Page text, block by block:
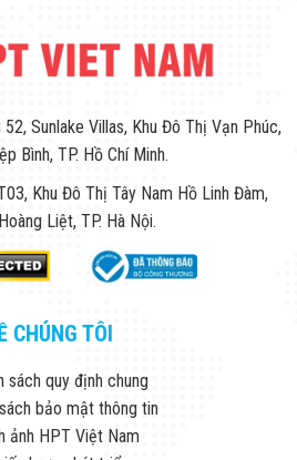
Sunlake Villas, Khu Đô Thị Vạn Phúc,
Bình, TP. Hồ Chí Minh.
Khu Đô Thị Tây Nam Hồ Linh Đàm,
Liệt, TP. Hà Nội.
CHÚNG TÔI
sách quy định chung
bảo mật thông tin
ảnh HPT Việt Nam